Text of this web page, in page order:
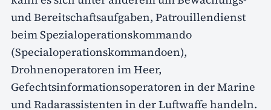
und Bereitschaftsaufgaben, Patrouillendienst
beim Spezialoperationskommando
(Specialoperationskommandoen),
Drohnenoperatoren im Heer,
Gefechtsinformationsoperatoren in der Marine
und Radarassistenten in der Luftwaffe handeln.